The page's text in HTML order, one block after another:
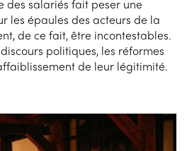
des salariés fait peser une
les épaules des acteurs de la
de ce fait, être incontestables.
politiques, les réformes
de leur légitimité.